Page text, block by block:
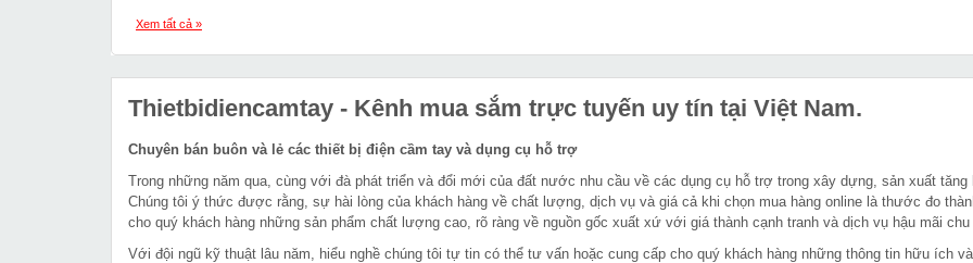
Xem tất cả »
Thietbidiencamtay - Kênh mua sắm trực tuyến uy tín tại Việt Nam.
Chuyên bán buôn và lẻ các thiết bị điện cầm tay và dụng cụ hỗ trợ
Trong những năm qua, cùng với đà phát triển và đổi mới của đất nước nhu cầu về các dụng cụ hỗ trợ trong xây dựng, sản xuất
Chúng tôi ý thức được rằng, sự hài lòng của khách hàng về chất lượng, dịch vụ và giá cả khi chọn mua hàng online là thước đo
cho quý khách hàng những sản phẩm chất lượng cao, rõ ràng về nguồn gốc xuất xứ với giá thành cạnh tranh và dịch vụ hậu mãi chu
Với đội ngũ kỹ thuật lâu năm, hiểu nghề chúng tôi tự tin có thể tư vấn hoặc cung cấp cho quý khách hàng những thông tin hữu ích